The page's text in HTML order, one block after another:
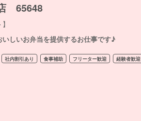
65648
しいお弁当を提供するお仕事です♪
社内割引あり 食事補助 フリーター歓迎 経験者歓迎